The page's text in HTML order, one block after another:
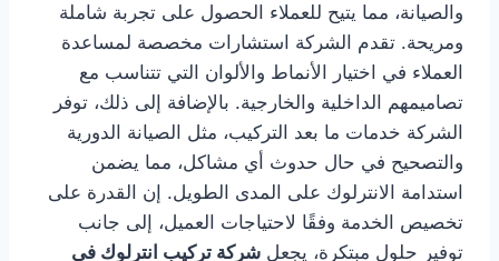
والصيانة، مما يتيح للعملاء الحصول على تجربة شاملة
ومريحة. تقدم الشركة استشارات مخصصة لمساعدة
العملاء في اختيار الأنماط والألوان التي تتناسب مع
تصاميمهم الداخلية والخارجية. بالإضافة إلى ذلك، توفر
الشركة خدمات ما بعد التركيب، مثل الصيانة الدورية
والتصحيح في حال حدوث أي مشاكل، مما يضمن
استدامة الانترلوك على المدى الطويل. إن القدرة على
تخصيص الخدمة وفقًا لاحتياجات العميل، إلى جانب
توفير حلول مبتكرة، يجعل شركة تركيب انترلوك في